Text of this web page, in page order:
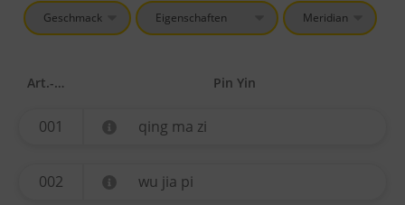
Art.-Nr. Pin Yin
001 qing ma zi
002 wu jia pi